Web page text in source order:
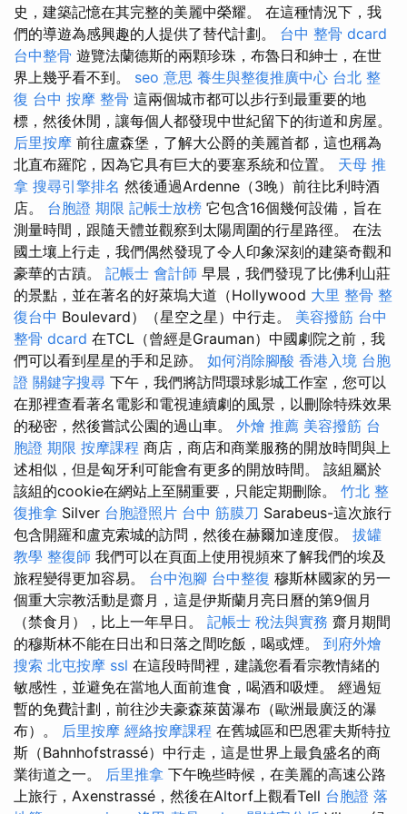
史，建築記憶在其完整的美麗中榮耀。 在這種情況下，我
們的導遊為感興趣的人提供了替代計劃。 台中 整骨 dcard
台中整骨 遊覽法蘭德斯的兩顆珍珠，布魯日和紳士，在世
界上幾乎看不到。 seo 意思 養生與整復推廣中心 台北 整
復 台中 按摩 整骨 這兩個城市都可以步行到最重要的地
標，然後休閒，讓每個人都發現中世紀留下的街道和房屋。
后里按摩 前往盧森堡，了解大公爵的美麗首都，這也稱為
北直布羅陀，因為它具有巨大的要塞系統和位置。 天母 推
拿 搜尋引擎排名 然後通過Ardenne（3晚）前往比利時酒
店。 台胞證 期限 記帳士放榜 它包含16個幾何設備，旨在
測量時間，跟隨天體並觀察到太陽周圍的行星路徑。 在法
國土壤上行走，我們偶然發現了令人印象深刻的建築奇觀和
豪華的古蹟。 記帳士 會計師 早晨，我們發現了比佛利山莊
的景點，並在著名的好萊塢大道（Hollywood 大里 整骨 整
復台中 Boulevard）（星空之星）中行走。 美容撥筋 台中
整骨 dcard 在TCL（曾經是Grauman）中國劇院之前，我
們可以看到星星的手和足跡。 如何消除腳酸 香港入境 台胞
證 關鍵字搜尋 下午，我們將訪問環球影城工作室，您可以
在那裡查看著名電影和電視連續劇的風景，以刪除特殊效果
的秘密，然後嘗試公園的過山車。 外燴 推薦 美容撥筋 台
胞證 期限 按摩課程 商店，商店和商業服務的開放時間與上
述相似，但是匈牙利可能會有更多的開放時間。 該組屬於
該組的cookie在網站上至關重要，只能定期刪除。 竹北 整
復推拿 Silver 台胞證照片 台中 筋膜刀 Sarabeus-這次旅行
包含開羅和盧克索城的訪問，然後在赫爾加達度假。 拔罐
教學 整復師 我們可以在頁面上使用視頻來了解我們的埃及
旅程變得更加容易。 台中泡腳 台中整復 穆斯林國家的另一
個重大宗教活動是齋月，這是伊斯蘭月亮日曆的第9個月
（禁食月），比上一年早日。 記帳士 稅法與實務 齋月期間
的穆斯林不能在日出和日落之間吃飯，喝或煙。 到府外燴
搜索 北屯按摩 ssl 在這段時間裡，建議您看看宗教情緒的
敏感性，並避免在當地人面前進食，喝酒和吸煙。 經過短
暫的免費計劃，前往沙夫豪森萊茵瀑布（歐洲最廣泛的瀑
布）。 后里按摩 經絡按摩課程 在舊城區和巴恩霍夫斯特拉
斯（Bahnhofstrassé）中行走，這是世界上最負盛名的商
業街道之一。 后里推拿 下午晚些時候，在美麗的高速公路
上旅行，Axenstrassé，然後在Altorf上觀看Tell 台胞證 落